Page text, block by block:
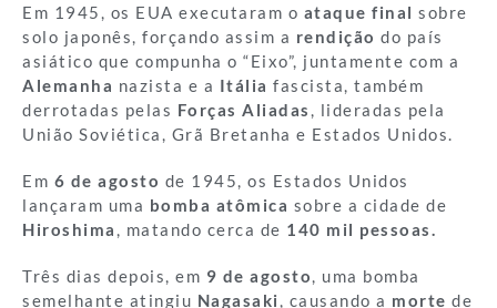
Em 1945, os EUA executaram o ataque final sobre
solo japonês, forçando assim a rendição do país
asiático que compunha o “Eixo”, juntamente com a
Alemanha nazista e a Itália fascista, também
derrotadas pelas Forças Aliadas , lideradas pela
União Soviética, Grã Bretanha e Estados Unidos.
Em 6 de agosto de 1945, os Estados Unidos
lançaram uma bomba atômica sobre a cidade de
Hiroshima , matando cerca de 140 mil pessoas.
Três dias depois, em 9 de agosto, uma bomba
semelhante atingiu Nagasaki , causando a morte de